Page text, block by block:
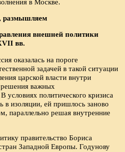
в Москве.
размышляем
внешней политики
вв.
оказалась на пороге
задачей в такой ситуации
царской власти внутри
решения важных
условиях политического кризиса
в изоляции, ей пришлось заново
параллельно решая внутренние
правительство Бориса
Западной Европы. Годунову